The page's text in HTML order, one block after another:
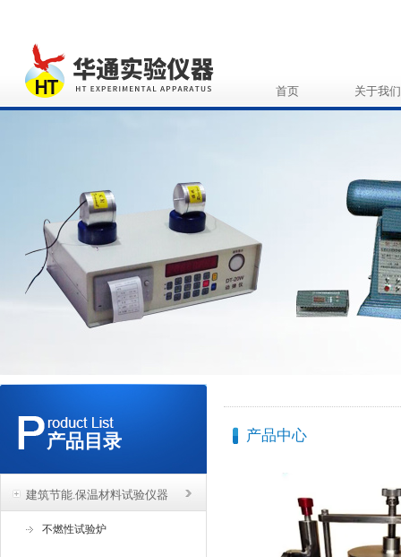
首页 关于我们
产品目录
建筑节能.保温材料试验仪器
不燃性试验炉
产品中心